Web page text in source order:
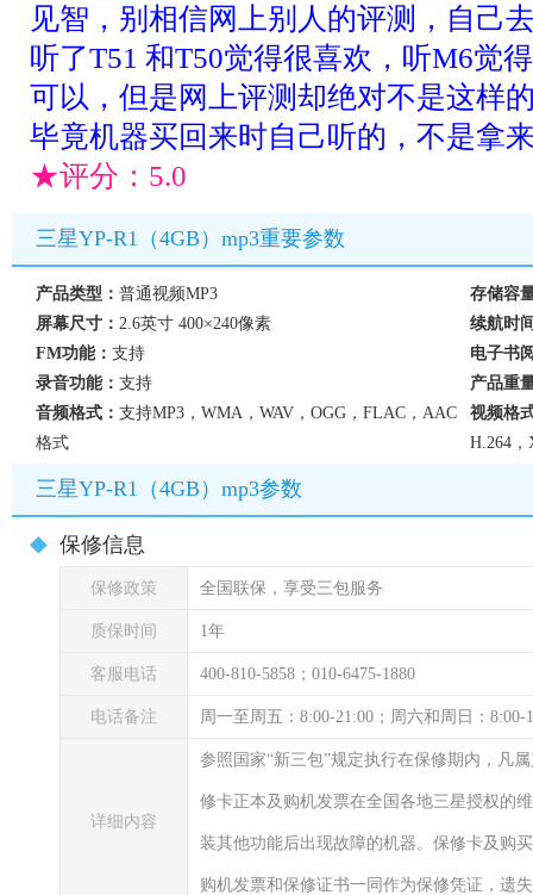
见智，别相信网上别人的评测，自己
听了T51 和T50觉得很喜欢，听M6觉
可以，但是网上评测却绝对不是这样
毕竟机器买回来时自己听的，不是拿
★评分： 5.0
三星YP-R1（4GB）mp3重要参数
产品类型： 普通视频MP3
存储容
屏幕尺寸： 2.6英寸 400×240像素
续航时
FM功能： 支持
电子书
录音功能： 支持
产品重
音频格式： 支持MP3，WMA，WAV，OGG，FLAC，AAC
格式
视频格
H.264
三星YP-R1（4GB）mp3参数
保修信息
保修政策 全国联保，享受三包服务
质保时间 1年
客服电话 400-810-5858；010-6475-1880
电话备注 周一至周五：8:00-21:00；周六和周日：8:00-
详细内容
参照国家“新三包”规定执行在保修期内，凡
修卡正本及购机发票在全国各地三星授权的
装其他功能后出现故障的机器。保修卡及购
购机发票和保修证书一同作为保修凭证，遗